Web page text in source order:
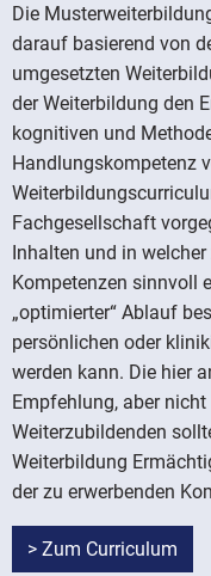
Die
darauf basierend von
umgesetzten
der Weiterbildung den
kognitiven und
Handlungskompetenz
Fachgesellschaft
Inhalten und in
Kompetenzen sinnvoll
„optimierter“ Ablauf
persönlichen oder
werden kann. Die hier
Empfehlung, aber
Weiterzubildenden
Weiterbildung
der zu erwerbenden
> Zum Curriculum